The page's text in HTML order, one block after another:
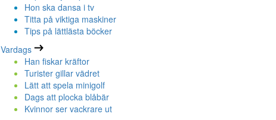
Hon ska dansa i tv
Titta på viktiga maskiner
Tips på lättlästa böcker
Vardags
Han fiskar kräftor
Turister gillar vädret
Lätt att spela minigolf
Dags att plocka blåbär
Kvinnor ser vackrare ut